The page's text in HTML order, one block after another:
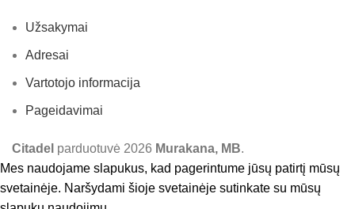
Užsakymai
Adresai
Vartotojo informacija
Pageidavimai
Citadel parduotuvė 2026 Murakana, MB.
Mes naudojame slapukus, kad pagerintume jūsų patirtį mūsų
svetainėje. Naršydami šioje svetainėje sutinkate su mūsų